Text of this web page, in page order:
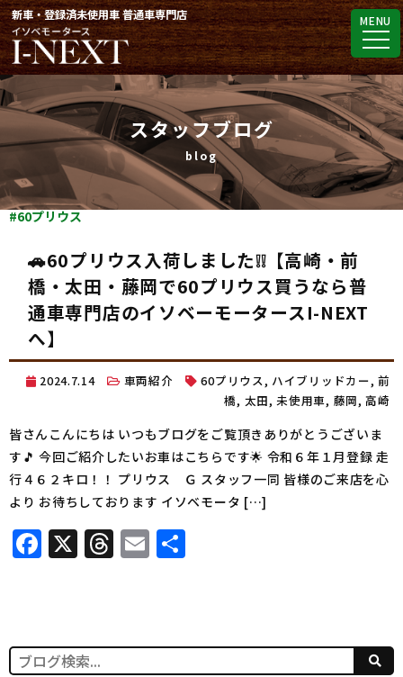
新車・登録済未使用車 普通車専門店 MENU
スタッフブログ
#60プリウス
🚗60プリウス入荷しました❕❕【高崎・前
橋・太田・藤岡で60プリウス買うなら普
通車専門店のイソベーモータースI-NEXT
へ】
2024.7.14 車両紹介 60プリウス, ハイブリッドカー,前
橋, 太田,未使用車, 藤岡,高崎
皆さんこんにちは いつもブログをご覧頂きありがとうございま
す🎵 今回ご紹介したいお車はこちらです🌟 令和６年１月登録 走
行４６２キロ！！ プリウス Ｇ スタッフ一同 皆様のご来店を心
より お待ちしております イソベモータ […]
Facebook
X Threads
Email